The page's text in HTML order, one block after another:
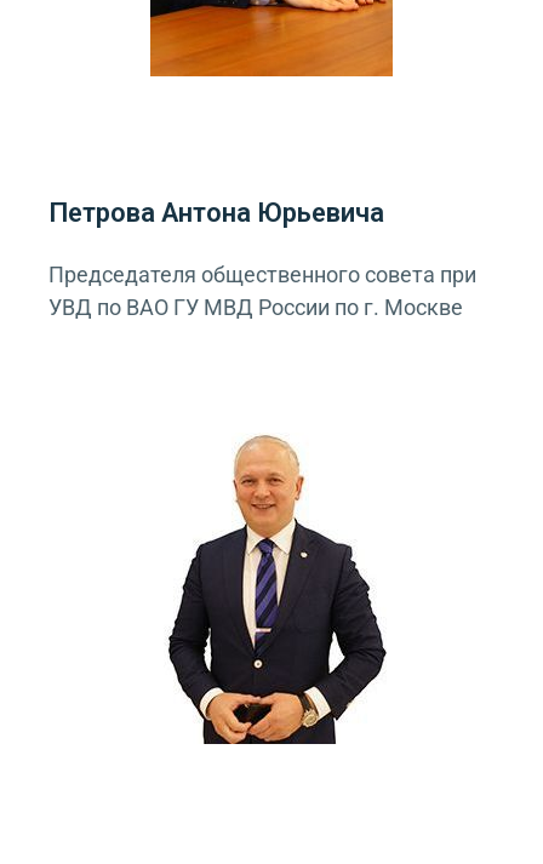
Петрова Антона Юрьевича
Председателя общественного совета при
УВД по ВАО ГУ МВД России по г. Москве